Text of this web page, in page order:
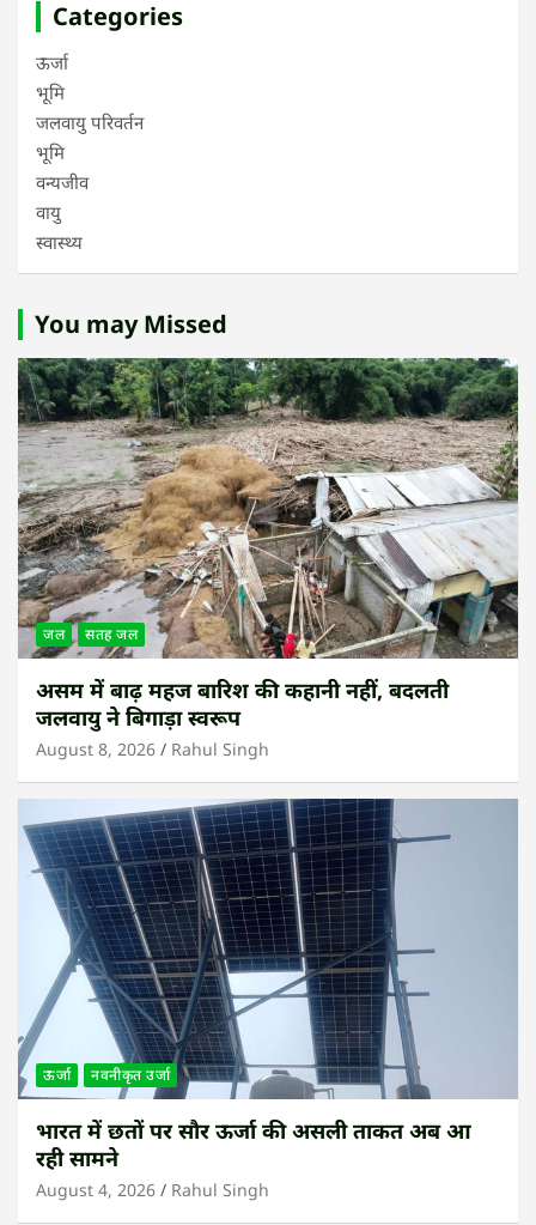
Categories
ऊर्जा
भूमि
जलवायु परिवर्तन
भूमि
वन्यजीव
वायु
स्वास्थ्य
You may Missed
जल सतह जल
असम में बाढ़ महज बारिश की कहानी नहीं, बदलती
जलवायु ने बिगाड़ा स्वरूप
August 8, 2026 Rahul Singh
ऊर्जा नवनीकृत उर्जा
भारत में छतों पर सौर ऊर्जा की असली ताकत अब आ
रही सामने
August 4, 2026 Rahul Singh